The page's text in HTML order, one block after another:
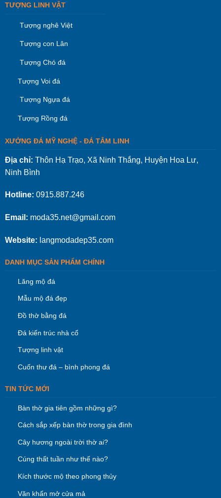
TƯỢNG LINH VẬT
Tượng nghê Việt
Tượng con Lân
Tượng Chó đá
Tượng Voi đá
Tượng Ngựa đá
Tượng Rồng đá
XƯỞNG ĐÁ MỸ NGHỆ - ĐÁ TÂM LINH
Địa chỉ: Thôn Hạ Trạo, Xã Ninh Thắng, Huyện Hoa Lư,
Ninh Bình
Hotline: 0915.887.246
Email: moda35.net@gmail.com
Website: langmodadep35.com
DANH MỤC SẢN PHẨM CHÍNH
Lăng mộ đá
Mẫu mộ đá đẹp
Đồ thờ bằng đá
Đá kiến trúc nhà cổ
Tượng linh vật
Cuốn thư đá – bình phong đá
TIN TỨC MỚI
Bàn thờ gia tiên gồm những gì?
Cách sắp xếp bàn thờ trong gia đình
Cây hương ngoài trời thờ ai?
Cúng thất tuần như thế nào?
Kích thước mộ theo phong thủy
Văn khấn mở cửa mả